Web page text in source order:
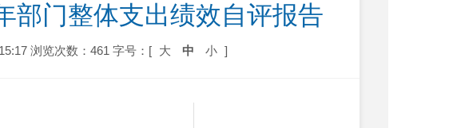
部门整体支出绩效自评报告
浏览次数：461 字号：[ 大 中 小 ]